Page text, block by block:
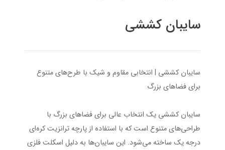
سایبان کششی
سایبان کششی | انتخابی مقاوم و شیک با طرح‌های متنوع
برای فضاهای بزرگ
سایبان کششی یک انتخاب عالی برای فضاهای بزرگ با
طراحی‌های متنوع است که با استفاده از پارچه ترانزیت کره‌ای
درجه یک ساخته می‌شود. این سایبان‌ها به دلیل اسکلت فلزی